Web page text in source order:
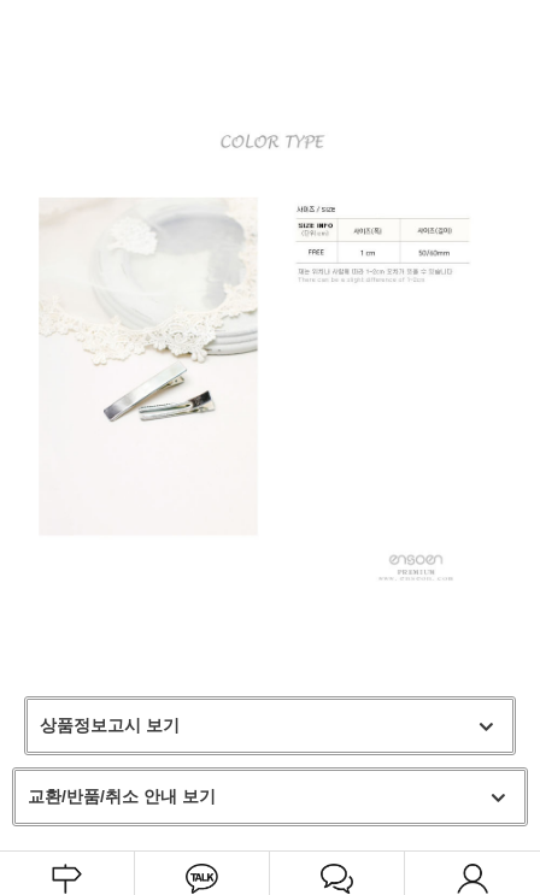
상품정보고시 보기
교환/반품/취소 안내 보기